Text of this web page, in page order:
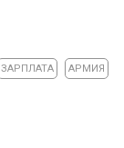
ЗАРПЛАТА АРМИЯ